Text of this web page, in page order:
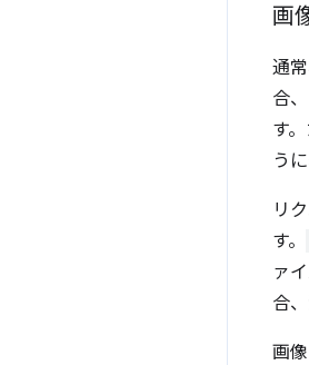
画
通
合
す
う
リ
す。
ァ
合
画